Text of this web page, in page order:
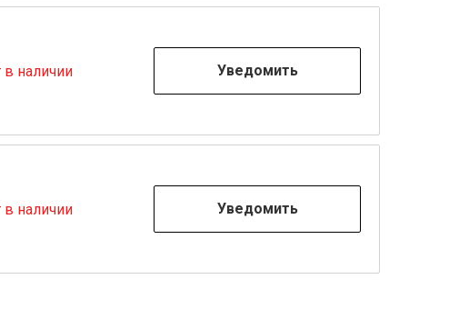
в наличии Уведомить
в наличии Уведомить